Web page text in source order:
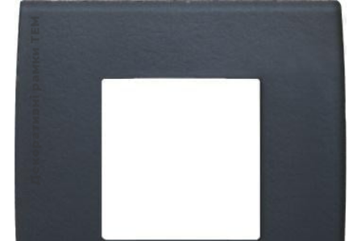
Декоративні рамки TEM